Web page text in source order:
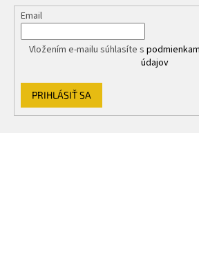
Email
Vložením e-mailu súhlasíte s
údajov
PRIHLÁSIŤ SA